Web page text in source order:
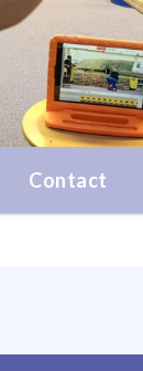
Contact